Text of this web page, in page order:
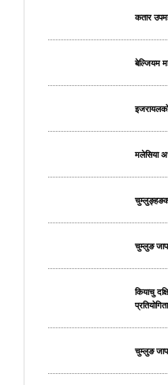
कतार
बेल्जियम
मलेसिया
चुम्लुङ
कियाचु
चुम्लुङ